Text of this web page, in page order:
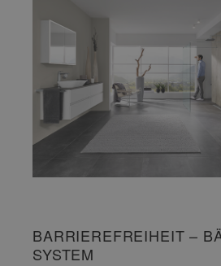
BARRIEREFREIHEIT –
SYSTEM